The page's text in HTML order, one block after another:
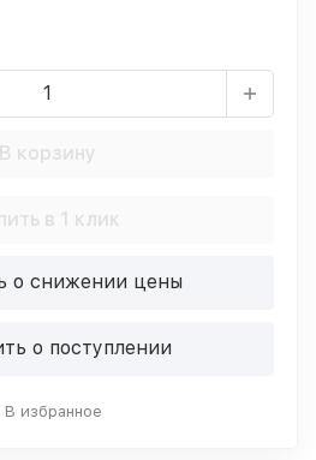
В корзину
в 1 клик
о снижении цены
о поступлении
В избранное